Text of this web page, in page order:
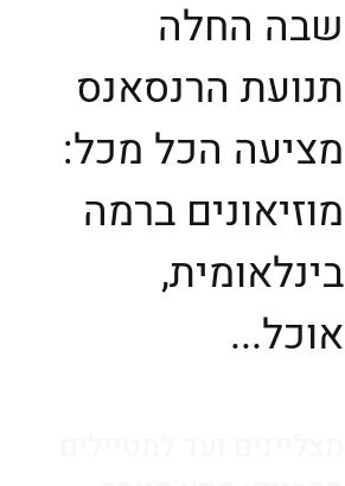
שבה החלה
תנועת הרנסאנס
מציעה הכל מכל:
מוזיאונים ברמה
בינלאומית,
אוכל...